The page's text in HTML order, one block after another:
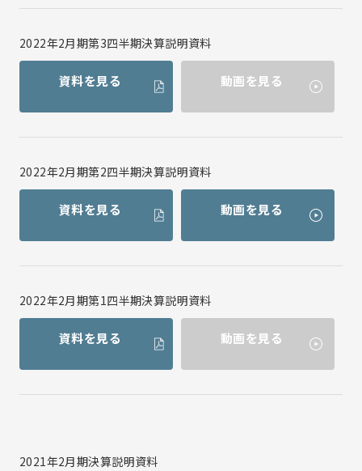
2022年2月期第3四半期決算説明資料
資料を見る 動画を見る
2022年2月期第2四半期決算説明資料
資料を見る 動画を見る
2022年2月期第1四半期決算説明資料
資料を見る 動画を見る
2021年2月期決算説明資料